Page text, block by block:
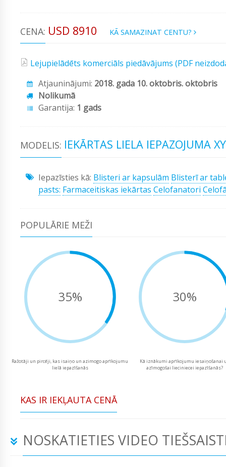
CENA: USD 8910 KĀ SAMAZINAT CENTU?
Lejupielādēts komerciāls piedāvājums (PDF
Atjauninājumi: 2018. gada 10. oktobris. oktobris
Nolikumā
Garantija: 1 gads
MODELIS: IEKĀRTAS LIELA IEPAZOJUMA
Iepazīsties kā: Blisteri ar kapsulām Blisterī ar
pasts: Farmaceitiskas iekārtas Celofanatori
POPULĀRIE MEŽI
35%
Ražotāji un pircēji, kas isaiņo un azimogo aprīkojumu
lielā iepazīšanās
30%
Kā iznākumi aprīkojumu iesaiņošanai
azīmogošai lieciniecei iepazīšanās?
KAS IR IEKĻAUTA CENĀ
NOSKATIETIES VIDEO